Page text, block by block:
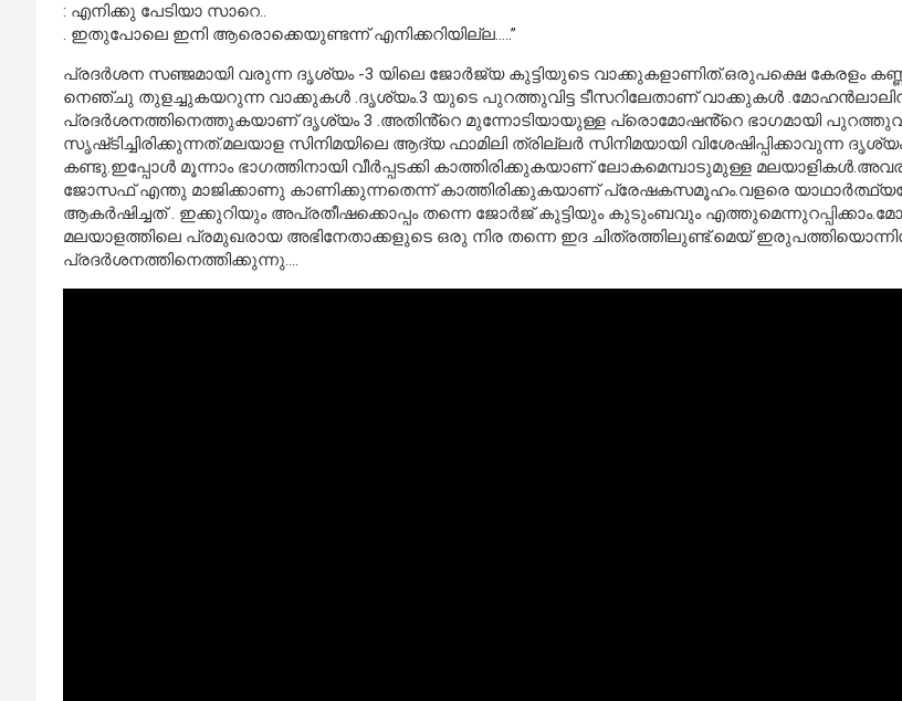
: എനിക്കു പേടിയാ സാറെ..
. ഇതുപോലെ ഇനി ആരൊക്കെയുണ്ടന്ന് എനിക്കറിയില്ല…..”
പ്രദർശന സഞ്ജമായി വരുന്ന ദൃശ്യം -3 യിലെ ജോർജ്യ കുട്ടിയുടെ വാക്കുകളാണിത്.ഒരുപക്ഷെ കേരളം
നെഞ്ചു തുളച്ചുകയറുന്ന വാക്കുകൾ .ദൃശ്യം.3 യുടെ പുറത്തുവിട്ട ടീസറിലേതാണ് വാക്കുകൾ
പ്രദർശനത്തിനെത്തുകയാണ് ദൃശ്യം 3 .അതിൻ്റെ മുന്നോടിയായുള്ള പ്രൊമോഷൻ്റെ ഭാഗമായി
സൃഷ്‌ടിച്ചിരിക്കുന്നത്.മലയാള സിനിമയിലെ ആദ്യ ഫാമിലി ത്രില്ലർ സിനിമയായി വിശേഷിപ്പിക്കാവുന്ന
കണ്ടു.ഇപ്പോൾ മൂന്നാം ഭാഗത്തിനായി വീർപ്പടക്കി കാത്തിരിക്കുകയാണ് ലോകമെമ്പാടുമുള്ള
ജോസഫ് എന്തു മാജിക്കാണു കാണിക്കുന്നതെന്ന് കാത്തിരിക്കുകയാണ് പ്രേഷകസമൂഹം.വളരെ
ആകർഷിച്ചത് . ഇക്കുറിയും അപ്രതീഷക്കൊപ്പം തന്നെ ജോർജ് കുട്ടിയും കുടുംബവും
മലയാളത്തിലെ പ്രമുഖരായ അഭിനേതാക്കളുടെ ഒരു നിര തന്നെ ഇദ ചിത്രത്തിലുണ്ട്.മെയ്
പ്രദർശനത്തിനെത്തിക്കുന്നു….